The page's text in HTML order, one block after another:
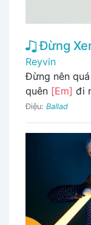
Đừng
Reyvin
Đừng nên quá
quên [Em] đi
Điệu: Ballad